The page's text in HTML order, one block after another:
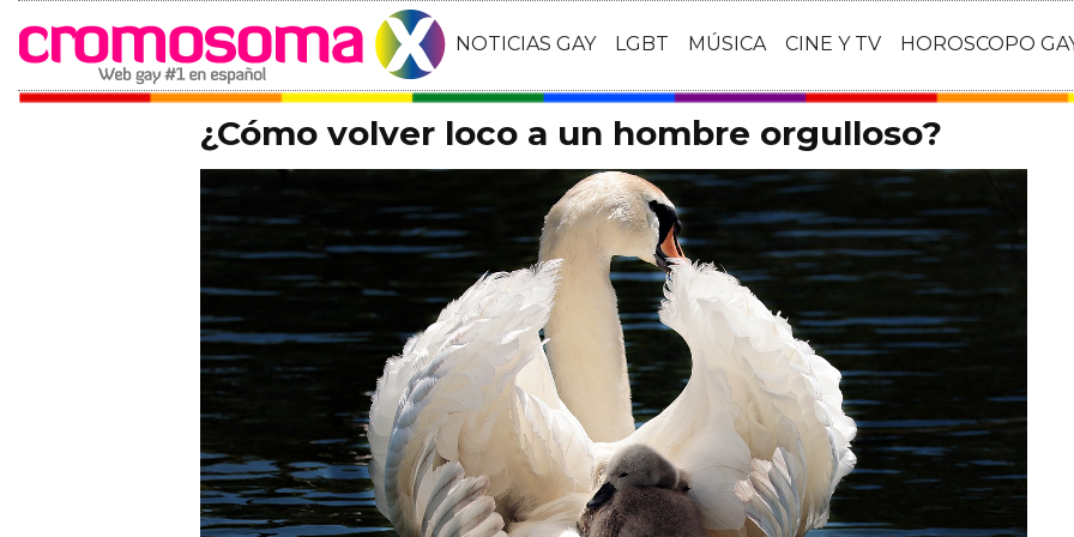
NOTICIAS GAY LGBT MÚSICA CINE Y TV HOROSCOPO
¿Cómo volver loco a un hombre orgulloso?